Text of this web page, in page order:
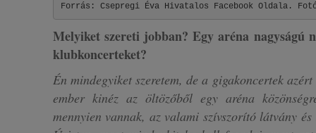
Forrás: Csepregi Éva Hivatalos Facebook Oldala.
Melyiket szereti jobban? Egy aréna nagyságú
klubkoncerteket?
Én mindegyiket szeretem, de a gigakoncertek
ember kinéz az öltözőből egy aréna
mennyien vannak, az valami szívszorító látvány